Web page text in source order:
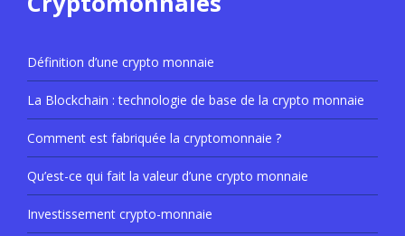
Définition d’une crypto monnaie
La Blockchain : technologie de base de la crypto monnaie
Comment est fabriquée la cryptomonnaie ?
Qu’est-ce qui fait la valeur d’une crypto monnaie
Investissement crypto-monnaie